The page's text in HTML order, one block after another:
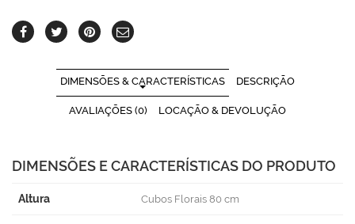
DIMENSÕES & CARACTERÍSTICAS DESCRIÇÃO
AVALIAÇÕES (0) LOCAÇÃO & DEVOLUÇÃO
DIMENSÕES E CARACTERÍSTICAS DO PRODUTO
Altura Cubos Florais 80 cm